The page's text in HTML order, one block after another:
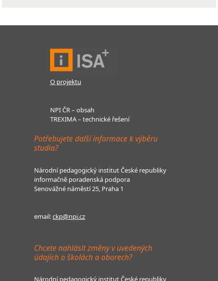
O projektu
NPI ČR – obsah
TREXIMA – technické řešení
Potřebujete další informace k výběru
studia?
Národní pedagogický institut České republiky
informačně poradenská podpora
Senovážné náměstí 25, Praha 1
email:ckp@npi.cz
Chcete nahlásit změny v uvedených
údajích o školách a oborech?
Národní pedagogický institut České republiky